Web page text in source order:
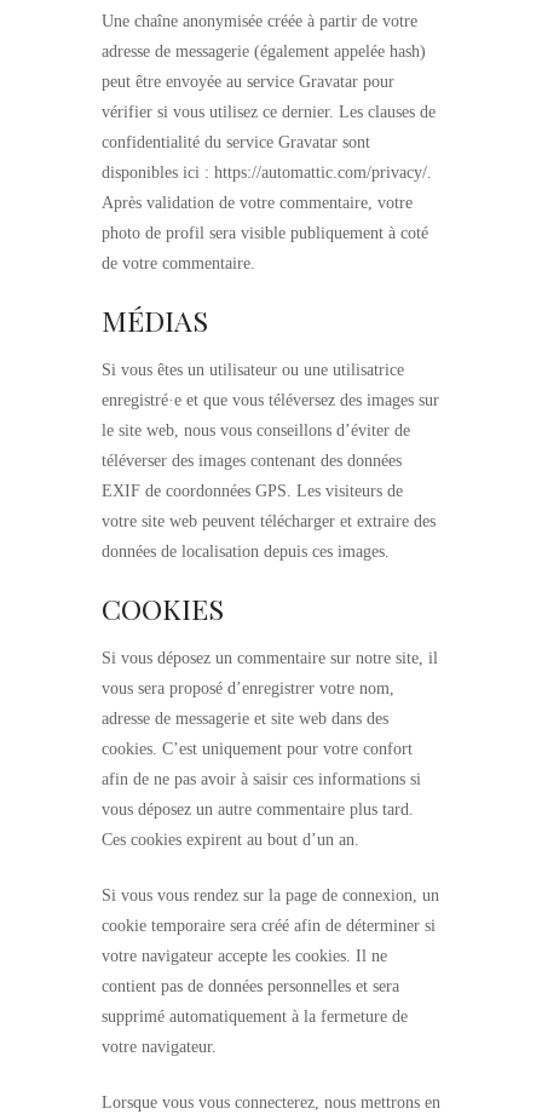
Une chaîne anonymisée créée à partir de votre
adresse de messagerie (également appelée hash)
peut être envoyée au service Gravatar pour
vérifier si vous utilisez ce dernier. Les clauses de
confidentialité du service Gravatar sont
disponibles ici : https://automattic.com/privacy/.
Après validation de votre commentaire, votre
photo de profil sera visible publiquement à coté
de votre commentaire.
MÉDIAS
Si vous êtes un utilisateur ou une utilisatrice
enregistré·e et que vous téléversez des images sur
le site web, nous vous conseillons d’éviter de
téléverser des images contenant des données
EXIF de coordonnées GPS. Les visiteurs de
votre site web peuvent télécharger et extraire des
données de localisation depuis ces images.
COOKIES
Si vous déposez un commentaire sur notre site, il
vous sera proposé d’enregistrer votre nom,
adresse de messagerie et site web dans des
cookies. C’est uniquement pour votre confort
afin de ne pas avoir à saisir ces informations si
vous déposez un autre commentaire plus tard.
Ces cookies expirent au bout d’un an.
Si vous vous rendez sur la page de connexion, un
cookie temporaire sera créé afin de déterminer si
votre navigateur accepte les cookies. Il ne
contient pas de données personnelles et sera
supprimé automatiquement à la fermeture de
votre navigateur.
Lorsque vous vous connecterez, nous mettrons en